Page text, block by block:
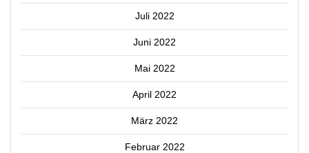
Juli 2022
Juni 2022
Mai 2022
April 2022
März 2022
Februar 2022